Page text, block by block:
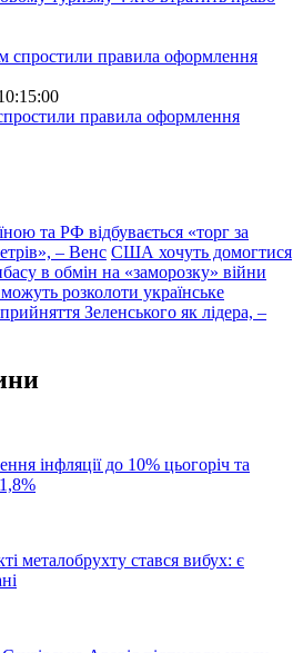
правила оформлення
та РФ відбувається «торг за
– Венс США хочуть домогтися
в обмін на «заморозку» війни
розколоти українське
Зеленського як лідера, –
інфляції до 10% цьогоріч та
металобрухту стався вибух: є